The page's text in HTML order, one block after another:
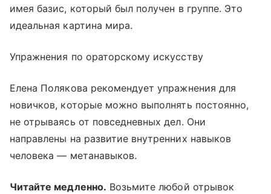
имея базис, который был получен в группе. Это
идеальная картина мира.
Упражнения по ораторскому искусству
Елена Полякова рекомендует упражнения для
новичков, которые можно выполнять постоянно,
не отрываясь от повседневных дел. Они
направлены на развитие внутренних навыков
человека — метанавыков.
Читайте медленно. Возьмите любой отрывок